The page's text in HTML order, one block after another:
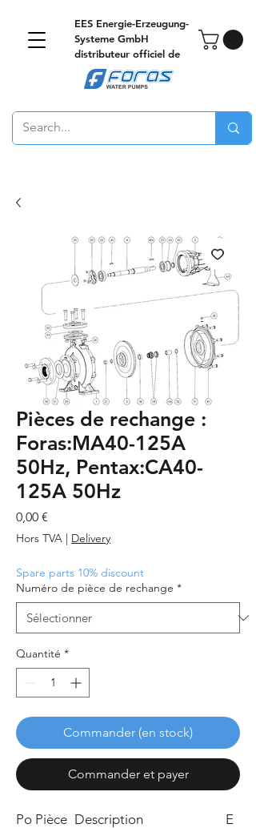
EES Energie-Erzeugung-
Systeme GmbH
distributeur officiel de
Pièces de rechange :
Foras:MA40-125A
50Hz, Pentax:CA40-
125A 50Hz
0,00 €
Hors TVA | Delivery
Spare parts 10% discount
Numéro de pièce de rechange *
Quantité *
Commander (en stock)
Commander et payer
Po Pièce Description
E